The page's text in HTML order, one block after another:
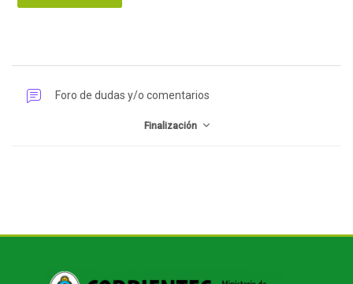
Bloques
Perfilado de sección
Foro de dudas y/o comentarios
Finalización